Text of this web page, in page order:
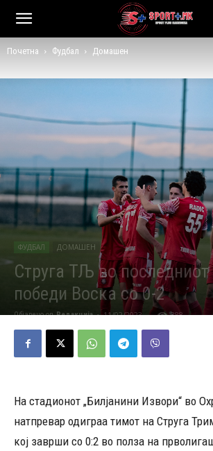
Почетна Фудбал Домашен
ФУДБАЛ ДОМАШЕН
Струга ТЉ во последниот
победи Воска со 0-2
Објавено од Редакција - 11/02/2023 388
На стадионот „Билјанини Извори“ во
натпревар одиграа тимот на Струга
кој заврши со 0:2 во полза на